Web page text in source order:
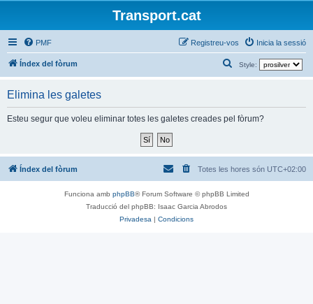
Transport.cat
PMF Inicia la sessió
Registreu-vos
Índex del fòrum Style:
e
Elimina les galetes
Esteu segur que voleu eliminar totes les galetes creades pel fòrum?
Índex del fòrum Totes les hores són UTC+02:00
Funciona amb phpBB® Forum Software © phpBB Limited
Traducció del phpBB: Isaac Garcia Abrodos
Privadesa | Condicions